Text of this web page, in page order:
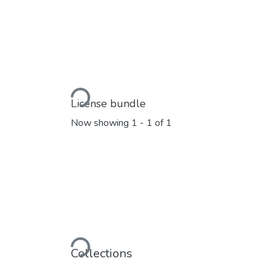
Loading...
License bundle
Now showing 1 - 1 of 1
Loading...
Collections